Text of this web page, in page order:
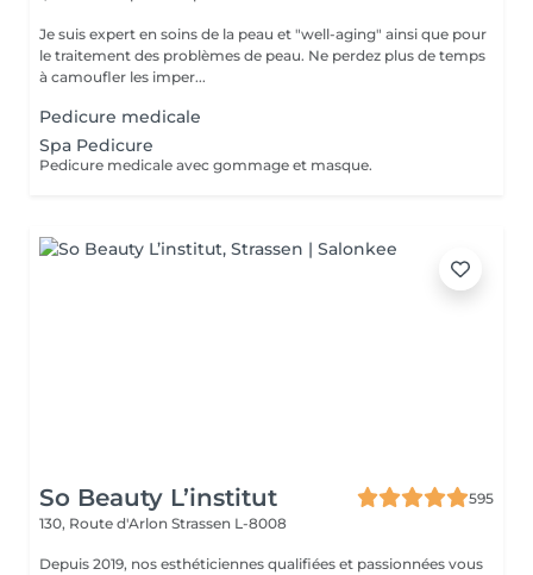
Je suis expert en soins de la peau et "well-aging" ainsi que pour
le traitement des problèmes de peau. Ne perdez plus de temps
à camoufler les imper...
Pedicure medicale
Spa Pedicure
Pedicure medicale avec gommage et masque.
So Beauty L’institut
595
130, Route d'Arlon Strassen L-8008
Depuis 2019, nos esthéticiennes qualifiées et passionnées vous